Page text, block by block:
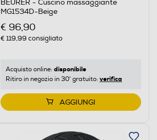
BEURER - Cuscino massaggiante
MG1534D-Beige
€ 96,90
€ 119,99 consigliato
Acquisto online: disponibile
Ritiro in negozio in 30' gratuito: verifica
AGGIUNGI